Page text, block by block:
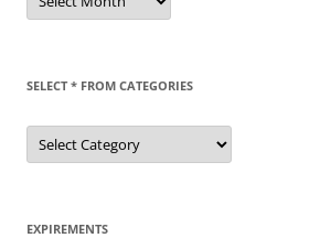
SELECT * FROM CATEGORIES
SELECT
FROM
EXPIREMENTS